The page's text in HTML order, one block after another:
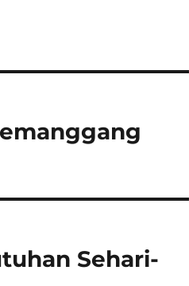
Sehari-